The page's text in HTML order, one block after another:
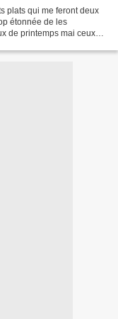
plats qui me feront deux
étonnée de les
de printemps mai ceux